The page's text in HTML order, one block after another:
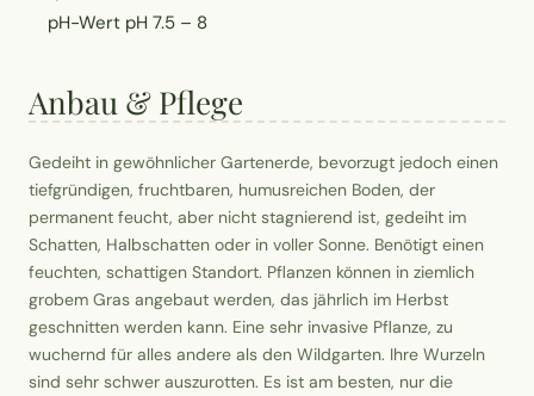
pH-Wert pH 7.5 – 8
Anbau & Pflege
Gedeiht in gewöhnlicher Gartenerde, bevorzugt jedoch einen
tiefgründigen, fruchtbaren, humusreichen Boden, der
permanent feucht, aber nicht stagnierend ist, gedeiht im
Schatten, Halbschatten oder in voller Sonne. Benötigt einen
feuchten, schattigen Standort. Pflanzen können in ziemlich
grobem Gras angebaut werden, das jährlich im Herbst
geschnitten werden kann. Eine sehr invasive Pflanze, zu
wuchernd für alles andere als den Wildgarten. Ihre Wurzeln
sind sehr schwer auszurotten. Es ist am besten, nur die